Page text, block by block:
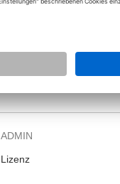
ADMIN
Lizenz